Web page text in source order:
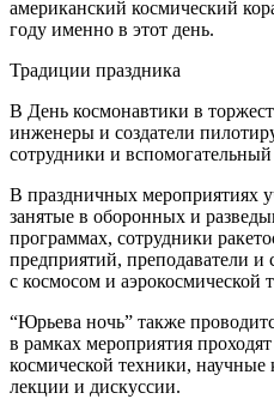
американский космический
году именно в этот день.
Традиции праздника
В День космонавтики в
инженеры и создатели
сотрудники и вспомогательный
В праздничных мероприятиях
занятые в оборонных и
программах, сотрудники
предприятий, преподаватели
с космосом и аэрокосмической
“Юрьева ночь” также
в рамках мероприятия
космической техники,
лекции и дискуссии.